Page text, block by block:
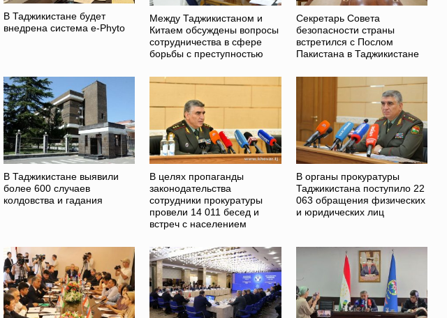
В Таджикистане будет
внедрена система e-Phyto
Между Таджикистаном и
Китаем обсуждены вопросы
сотрудничества в сфере
борьбы с преступностью
Секретарь Совета
безопасности страны
встретился с Послом
Пакистана в Таджикистане
В Таджикистане выявили
более 600 случаев
колдовства и гадания
В целях пропаганды
законодательства
сотрудники прокуратуры
провели 14 011 бесед и
встреч с населением
В органы прокуратуры
Таджикистана поступило 22
063 обращения физических
и юридических лиц